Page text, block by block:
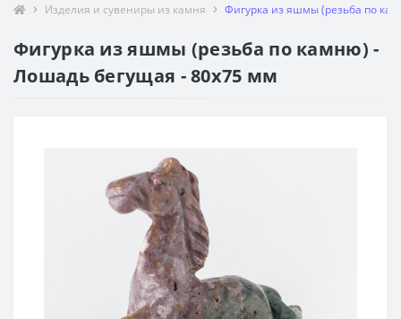
Изделия и сувениры из камня Фигурка из яшмы (резьба по
Фигурка из яшмы (резьба по камню) -
Лошадь бегущая - 80х75 мм